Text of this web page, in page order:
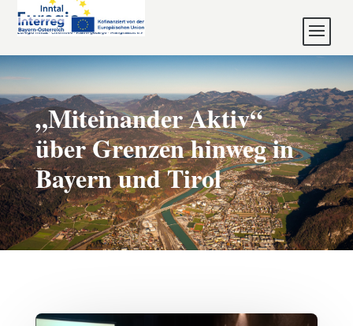
„Miteinander Aktiv“
über Grenzen hinweg in
Bayern und Tirol